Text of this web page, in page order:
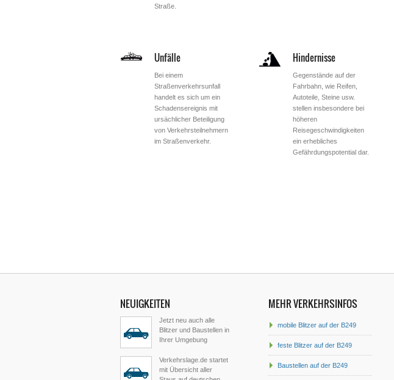
Straße.
Unfälle
Bei einem
Straßenverkehrsunfall
handelt es sich um ein
Schadensereignis mit
ursächlicher Beteiligung
von Verkehrsteilnehmern
im Straßenverkehr.
Hindernisse
Gegenstände auf der
Fahrbahn, wie Reifen,
Autoteile, Steine usw.
stellen insbesondere bei
höheren
Reisegeschwindigkeiten
ein erhebliches
Gefährdungspotential dar.
NEUIGKEITEN
Jetzt neu auch alle
Blitzer und Baustellen in
Ihrer Umgebung
Verkehrslage.de startet
mit Übersicht aller
MEHR VERKEHRSINFOS
mobile Blitzer auf der B249
feste Blitzer auf der B249
Baustellen auf der B249